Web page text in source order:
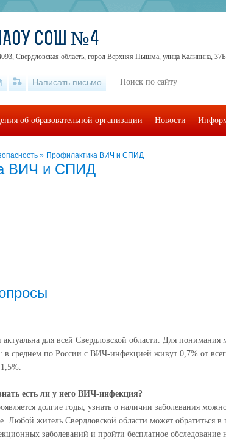
» Профилактика ВИЧ и СПИД
ВИЧ и СПИД
для всей Свердловской области. Для понимания
в среднем по России с ВИЧ-инфекцией живут 0,7% от
есть ли у него ВИЧ-инфекция?
долгие годы, узнать о наличии заболевания
Любой житель Свердловской области может обратиться в
заболеваний и пройти бесплатное
СОШ №4
Свердловская область, город Верхняя Пышма, улица Калинина, 37Б
Написать письмо
об образовательной организации Новости